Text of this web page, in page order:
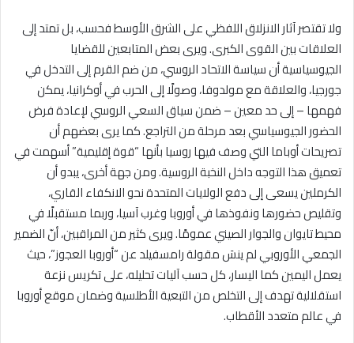
ولا تقتصر آثار الانزلاق اللفظي على الشرق الأوسط فحسب، بل تمتد إلى
العلاقات بين القوى الكبرى. ويرى بعض المتابعين للقضايا
الجيوسياسية أن سياسة الاتحاد الروسي، من ضم القرم إلى التدخل في
جورجيا، والعلاقة مع مولدوفا، وصولًا إلى الحرب في أوكرانيا، يمكن
فهمها – إلى حد معين – ضمن سياق السعي الروسي لإعادة فرض
الحضور الجيوسياسي بعد مرحلة من التراجع. كما يرى بعضهم أن
تصريحات أوباما التي وصف فيها روسيا بأنها “قوة إقليمية” أسهمت في
تعميق هذا التوجه داخل النخبة الروسية. ومن جهة أخرى، يبدو أن
الكرملين يسعى إلى دفع الولايات المتحدة نحو الانكفاء القاري،
وتقليص حضورها ونفوذها في أوروبا وغرب آسيا، وربما مستقبلًا في
محيط تايوان والجوار الصيني عمومًا. ويرى كثير من المراقبين، أنّ الضمير
الجمعي الأوروبي لم ينسَ مقولة رامسفيلد عن “أوروبا العجوز”، حيث
يعمل اليمين كما اليسار، كل حسب آليات تحليله، على تكريس نزعة
استقلالية تهدف إلى التخلص من التبعية الأطلسية وضمان موقع أوروبا
في عالم متعدد الأقطاب.